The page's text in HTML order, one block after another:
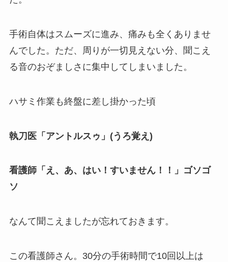
手術自体はスムーズに進み、痛みも全くありませ
んでした。ただ、周りが一切見えない分、聞こえ
る音のおぞましさに集中してしまいました。
ハサミ作業も終盤に差し掛かった頃
執刀医「アントルスゥ」(うろ覚え)
看護師「え、あ、はい！すいません！！」ゴソゴ
ソ
なんて聞こえましたが忘れておきます。
この看護師さん。30分の手術時間で10回以上は